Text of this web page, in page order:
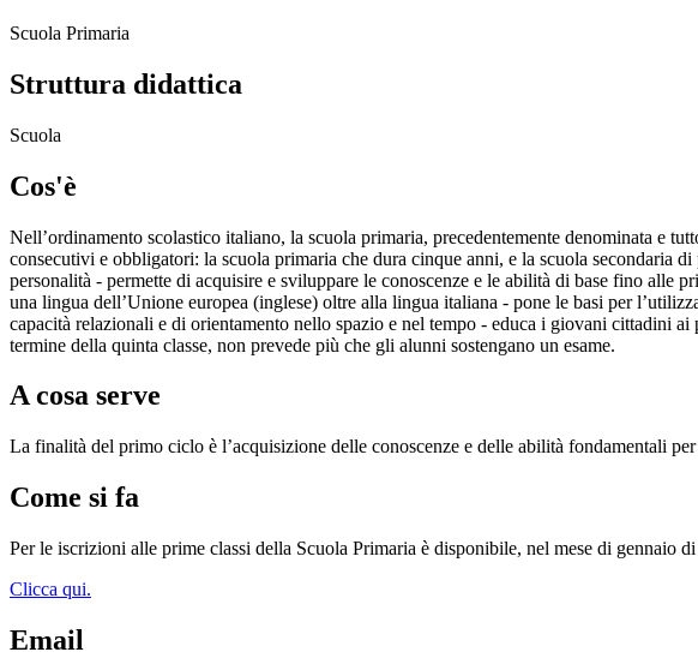
Scuola Primaria
Struttura didattica
Scuola
Cos'è
Nell’ordinamento scolastico italiano, la scuola primaria, precedentemente denominata e
consecutivi e obbligatori: la scuola primaria che dura cinque anni, e la scuola
personalità - permette di acquisire e sviluppare le conoscenze e le abilità di base fino alle
una lingua dell’Unione europea (inglese) oltre alla lingua italiana - pone le basi per
capacità relazionali e di orientamento nello spazio e nel tempo - educa i giovani cittadini
termine della quinta classe, non prevede più che gli alunni sostengano un esame.
A cosa serve
La finalità del primo ciclo è l’acquisizione delle conoscenze e delle abilità fondamentali
Come si fa
Per le iscrizioni alle prime classi della Scuola Primaria è disponibile, nel mese di gennaio
Clicca qui.
Email